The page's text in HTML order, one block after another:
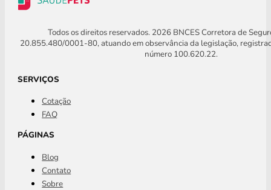
Todos os direitos reservados. 2026 BNCES Corretora de
20.855.480/0001-80, atuando em observância da legislação,
número 100.620.22.
SERVIÇOS
Cotação
FAQ
PÁGINAS
Blog
Contato
Sobre